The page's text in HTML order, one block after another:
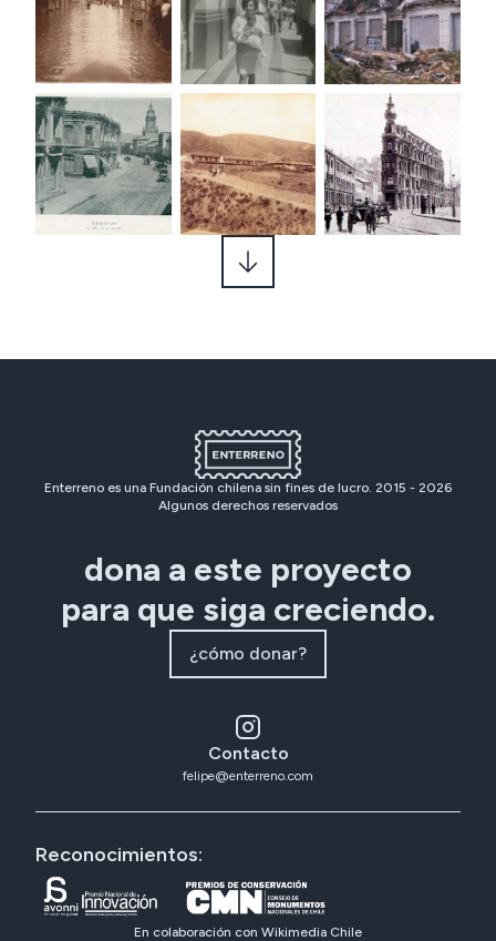
Enterreno es una Fundación chilena sin fines de lucro. 2015 - 2026
Algunos derechos reservados
dona a este proyecto
para que siga creciendo.
¿cómo donar?
Contacto
felipe@enterreno.com
Reconocimientos:
En colaboración con Wikimedia Chile